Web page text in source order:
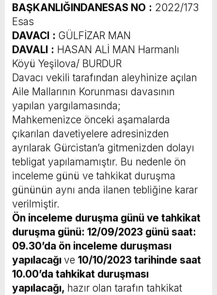
BAŞKANLIĞINDANESAS NO : 2022/173
Esas
DAVACI : GÜLFİZAR MAN
DAVALI : HASAN ALİ MAN Harmanlı
Köyü Yeşilova/ BURDUR
Davacı vekili tarafından aleyhinize açılan
Aile Mallarının Korunması davasının
yapılan yargılamasında;
Mahkemenizce önceki aşamalarda
çıkarılan davetiyelere adresinizden
ayrılarak Gürcistan’a gitmenizden dolayı
tebligat yapılamamıştır. Bu nedenle ön
inceleme günü ve tahkikat duruşma
gününün aynı anda ilanen tebliğine karar
verilmiştir.
Ön inceleme duruşma günü ve tahkikat
duruşma günü: 12/09/2023 günü saat:
09.30’da ön inceleme duruşması
yapılacağı ve 10/10/2023 tarihinde saat
10.00’da tahkikat duruşması
yapılacağı, hazır olan tarafın tahkikat